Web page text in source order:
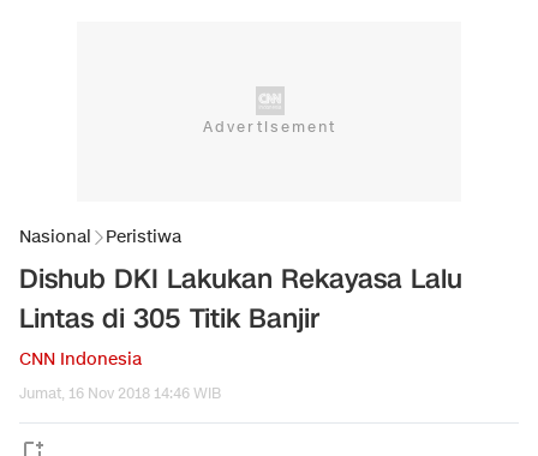
Nasional Peristiwa
Dishub DKI Lakukan Rekayasa Lalu
Lintas di 305 Titik Banjir
CNN Indonesia
Jumat, 16 Nov 2018 14:46 WIB